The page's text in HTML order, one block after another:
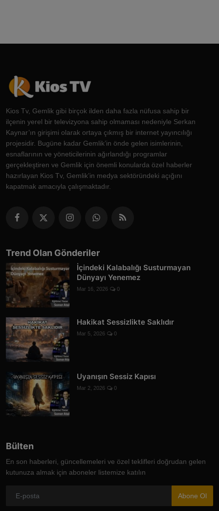
Kios Tv, Gemlik gibi birçok ilden daha fazla nüfusa sahip bir
ilçenin yerel bir televizyona sahip olmaması nedeniyle Serkan
Kaynar’ın girişimi olarak ortaya çıkmış bir internet yayıncılığı
projesidir. Bugüne kadar Gemlik’in önde gelen isimlerinin,
esnaflarının ve yöneticilerinin ağırlandığı programlar
gerçekleştiren ve Gemlik için önemli konularda özel haberler
hazırlayan Kios Tv, Gemlik’in medya sektöründeki açığını
kapatmak amacıyla çalışmaktadır.
Trend Olan Gönderiler
İçindeki Kalabalığı Susturmayan
Dünyayı Yenemez
Mar 16, 2026 0
Hakikat Sessizlikte Saklıdır
Mar 5, 2026 0
Uyanışın Sessiz Kapısı
Mar 2, 2026 0
Bülten
En son haberleri, güncellemeleri ve özel teklifleri doğrudan gelen
kutunuza almak için aboneler listemize katılın
Abone Ol